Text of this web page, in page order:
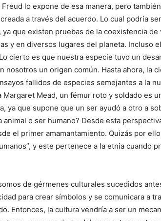
lo expone de esa manera, pero
a través del acuerdo. Lo cual podría
ya que existen pruebas de la coexistencia
y en diversos lugares del planeta. Incluso el
cierto es que nuestra especie tuvo un
nosotros un origen común. Hasta ahora, la
fallidos de especies semejantes a la
Margaret Mead, un fémur roto y soldado es
ya que supone que un ser ayudó a otro a
animal o ser humano? Desde esta
el primer amamantamiento. Quizás por
y este pertenece a la etnia cuando
de gérmenes culturales sucedidos
para crear símbolos y se comunicara a
Entonces, la cultura vendría a ser un